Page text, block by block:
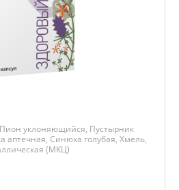
уклоняющийся, Пустырник
аптечная, Синюха голубая, Хмель,
(МКЦ)